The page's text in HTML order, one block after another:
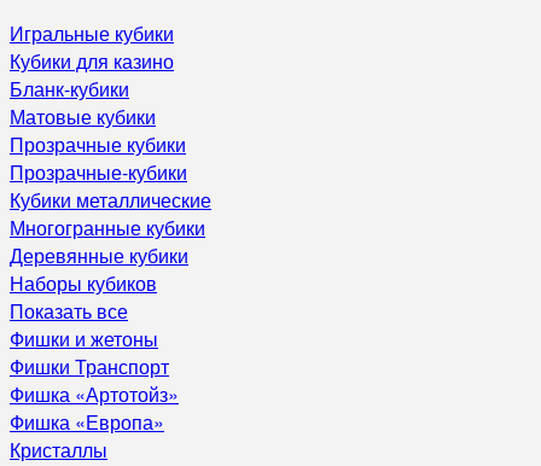
Игральные кубики
Кубики для казино
Бланк-кубики
Матовые кубики
Прозрачные кубики
Прозрачные-кубики
Кубики металлические
Многогранные кубики
Деревянные кубики
Наборы кубиков
Показать все
Фишки и жетоны
Фишки Транспорт
Фишка «Артотойз»
Фишка «Европа»
Кристаллы